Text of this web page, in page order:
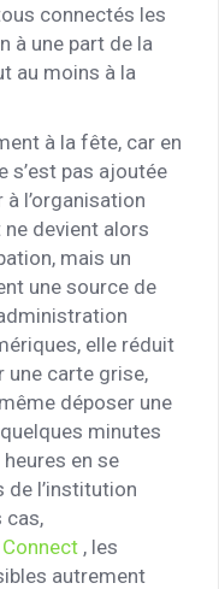
connectés les
à une part de la
au moins à la
à la fête, car en
s’est pas ajoutée
l’organisation
devient alors
mais un
une source de
elle réduit
une carte grise,
déposer une
minutes
en se
de l’institution
cas,
, les
autrement